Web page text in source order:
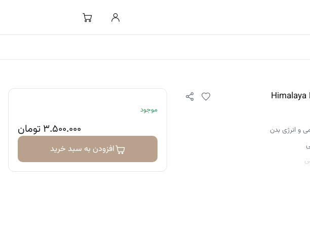
و انرژی بدن
موجود
۳.۵۰۰.۰۰۰تومان
افزودن به سبد خرید